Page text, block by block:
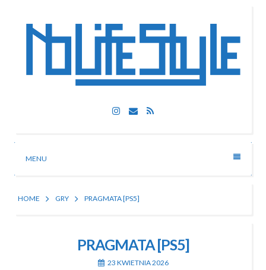
Nolife Style
Technologia, fotografia, rozrywka
Instagram
EmailRSS
MENU
HOME GRY PRAGMATA [PS5]
PRAGMATA [PS5]
23 KWIETNIA 2026